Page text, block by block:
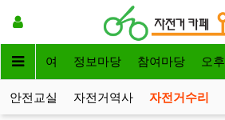
전거대여 정보마당 참여마당 오후
안전교실 자전거역사 자전거수리